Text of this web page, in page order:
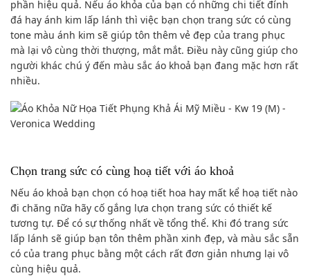
phần hiệu quả. Nếu áo khỏa của bạn có những chi tiết đính
đá hay ánh kim lấp lánh thì việc bạn chọn trang sức có cùng
tone màu ánh kim sẽ giúp tôn thêm vẻ đẹp của trang phục
mà lại vô cùng thời thượng, mắt mắt. Điều này cũng giúp cho
người khác chú ý đến màu sắc áo khoả bạn đang mặc hơn rất
nhiều.
Chọn trang sức có cùng hoạ tiết với áo khoả
Nếu áo khoả bạn chọn có hoạ tiết hoa hay mất kể hoạ tiết nào
đi chăng nữa hãy cố gắng lựa chọn trang sức có thiết kế
tương tự. Để có sự thống nhất về tổng thể. Khi đó trang sức
lấp lánh sẽ giúp bạn tôn thêm phần xinh đẹp, và màu sắc sẵn
có của trang phục bằng một cách rất đơn giản nhưng lại vô
cùng hiệu quả.